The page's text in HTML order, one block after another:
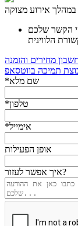
הקשר שלכם
הלווינית
מחירים והזמנה
תמיכה בווטסאפ
*שם מלא
*טלפון
*אימייל
אופן הפעילות
איך אפשר לעזור?